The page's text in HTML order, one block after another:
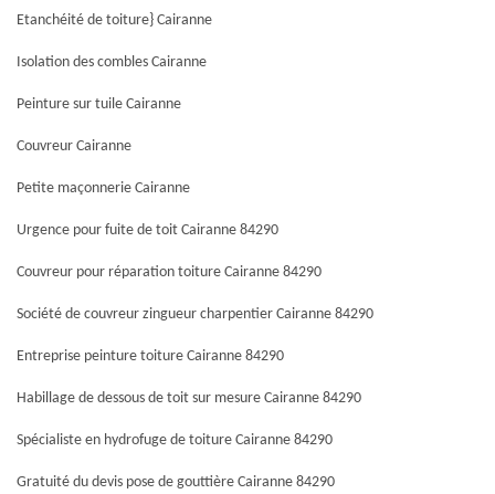
Etanchéité de toiture} Cairanne
Isolation des combles Cairanne
Peinture sur tuile Cairanne
Couvreur Cairanne
Petite maçonnerie Cairanne
Urgence pour fuite de toit Cairanne 84290
Couvreur pour réparation toiture Cairanne 84290
Société de couvreur zingueur charpentier Cairanne 84290
Entreprise peinture toiture Cairanne 84290
Habillage de dessous de toit sur mesure Cairanne 84290
Spécialiste en hydrofuge de toiture Cairanne 84290
Gratuité du devis pose de gouttière Cairanne 84290